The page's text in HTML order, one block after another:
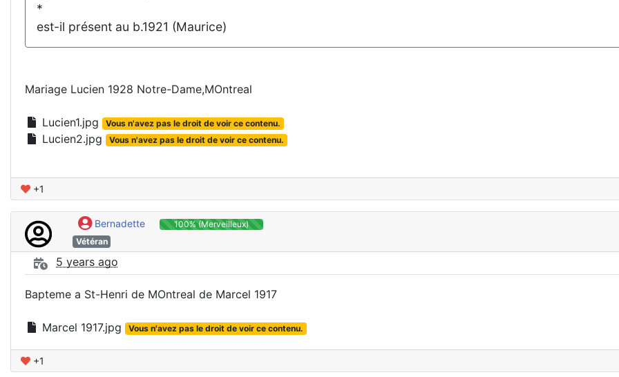
*
est-il présent au b.1921 (Maurice)
Mariage Lucien 1928 Notre-Dame,MOntreal
Lucien1.jpg Vous n'avez pas le droit de voir ce contenu.
Lucien2.jpg Vous n'avez pas le droit de voir ce contenu.
+1
Bernadette
100% (Merveilleux)
Vétéran
5 years ago
Bapteme a St-Henri de MOntreal de Marcel 1917
Marcel 1917.jpg Vous n'avez pas le droit de voir ce contenu.
+1